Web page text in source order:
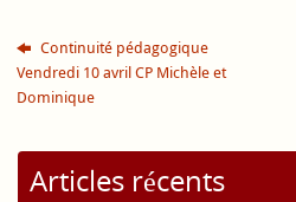
Continuité pédagogique
Vendredi 10 avril CP Michèle et
Dominique
Articles récents